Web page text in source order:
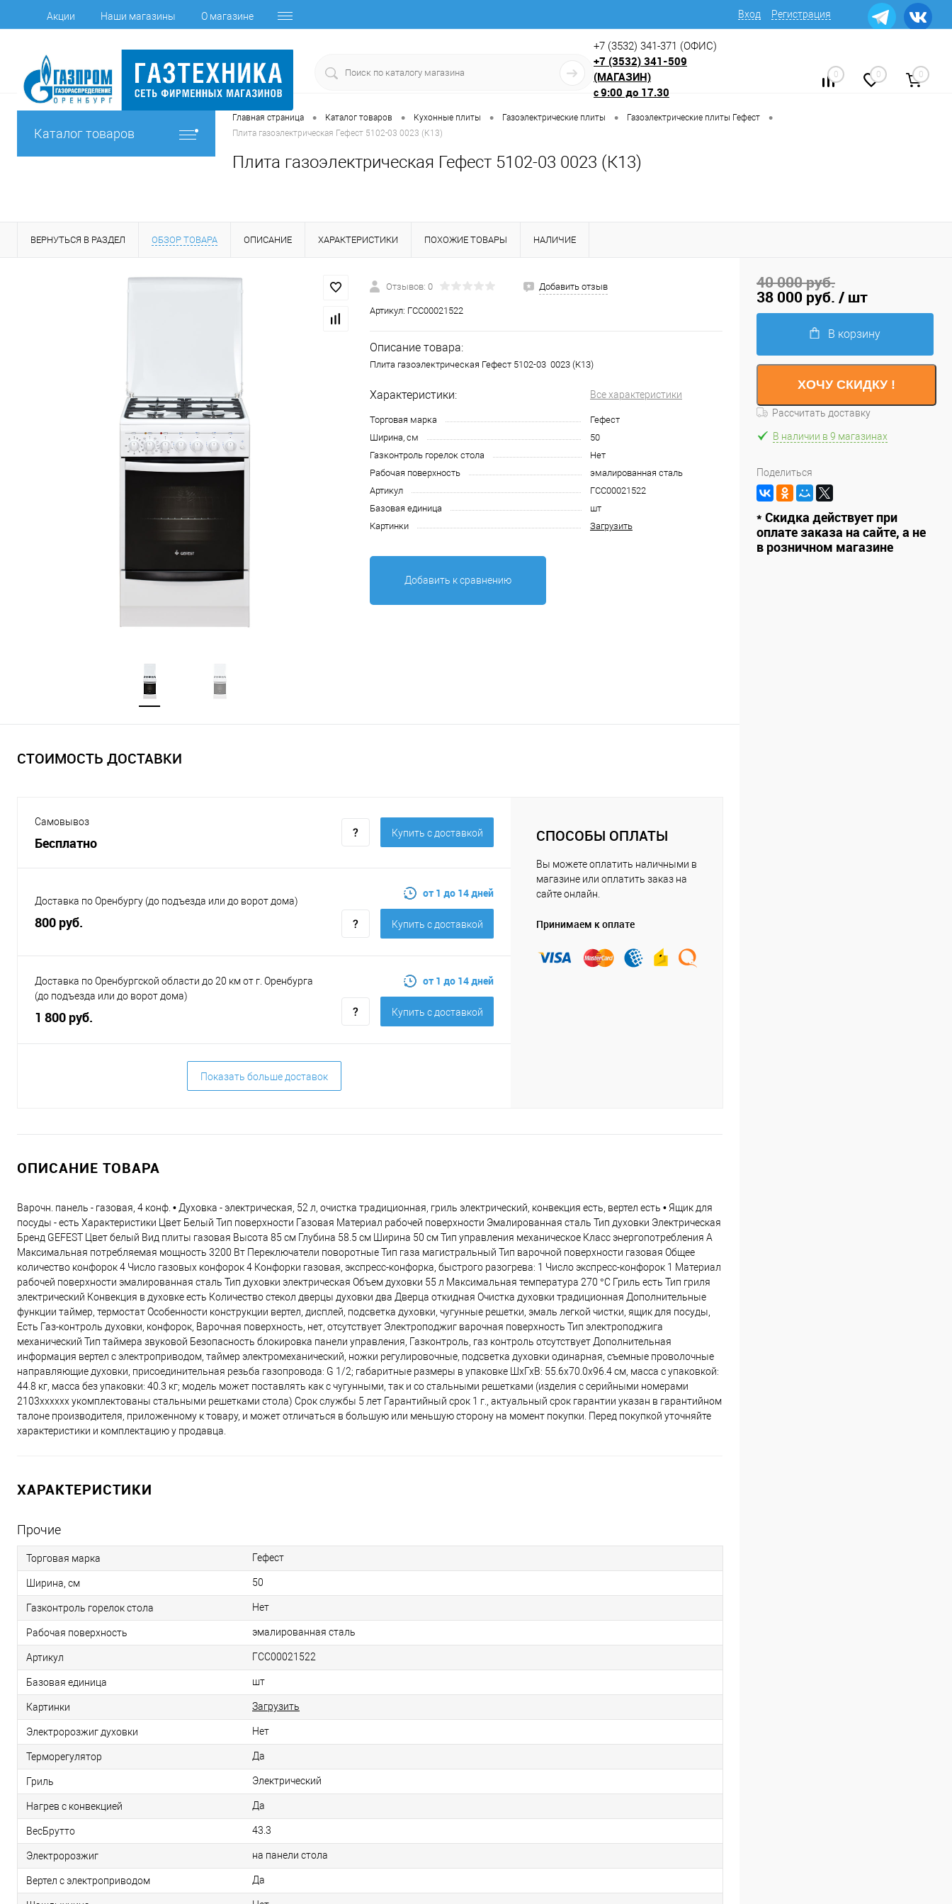
Акции Наши магазины О магазине Вход Регистрация
+7 (3532) 341-371 (ОФИС)
+7 (3532) 341-509
(МАГАЗИН)
с9:00 до 17.30
0 0 0
Каталог товаров
Главная страница • Каталог товаров • Кухонные плиты • Газоэлектрические плиты • Газоэлектрические плиты Гефест •
Плита газоэлектрическая Гефест 5102-03 0023 (К13)
Плита газоэлектрическая Гефест 5102-03 0023 (К13)
ВЕРНУТЬСЯ В РАЗДЕЛ ОБЗОР ТОВАРА ОПИСАНИЕ ХАРАКТЕРИСТИКИ ПОХОЖИЕ ТОВАРЫ НАЛИЧИЕ
Отзывов: 0 Добавить отзыв
Артикул: ГСС00021522
Описание товара:
Плита газоэлектрическая Гефест 5102-03 0023 (К13)
Характеристики: Все характеристики
Торговая марка
Гефест
Ширина, см
50
Газконтроль горелок стола
Нет
Рабочая поверхность
эмалированная сталь
Артикул
ГСС00021522
Базовая единица
шт
Картинки
Загрузить
Добавить к сравнению
СТОИМОСТЬ ДОСТАВКИ
Самовывоз
Бесплатно
Купить c доставкой
Доставка по Оренбургу (до подъезда или до ворот дома)
800 руб.
от 1 до 14 дней
Купить c доставкой
Доставка по Оренбургской области до 20 км от г. Оренбурга
(до подъезда или до ворот дома)
1 800 руб.
от 1 до 14 дней
Купить c доставкой
Показать больше доставок
СПОСОБЫ ОПЛАТЫ
Вы можете оплатить наличными в
магазине или оплатить заказ на
сайте онлайн.
Принимаем к оплате
ОПИСАНИЕ ТОВАРА
Варочн. панель - газовая, 4 конф. • Духовка - электрическая, 52 л, очистка традиционная, гриль электрический, конвекция есть, вертел есть • Ящик для
посуды - есть Характеристики Цвет Белый Тип поверхности Газовая Материал рабочей поверхности Эмалированная сталь Тип духовки Электрическая
Бренд GEFEST Цвет белый Вид плиты газовая Высота 85 см Глубина 58.5 см Ширина 50 см Тип управления механическое Класс энергопотребления A
Максимальная потребляемая мощность 3200 Вт Переключатели поворотные Тип газа магистральный Тип варочной поверхности газовая Общее
количество конфорок 4 Число газовых конфорок 4 Конфорки газовая, экспресс-конфорка, быстрого разогрева: 1 Число экспресс-конфорок 1 Материал
рабочей поверхности эмалированная сталь Тип духовки электрическая Объем духовки 55 л Максимальная температура 270 °C Гриль есть Тип гриля
электрический Конвекция в духовке есть Количество стекол дверцы духовки два Дверца откидная Очистка духовки традиционная Дополнительные
функции таймер, термостат Особенности конструкции вертел, дисплей, подсветка духовки, чугунные решетки, эмаль легкой чистки, ящик для посуды,
Есть Газ-контроль духовки, конфорок, Варочная поверхность, нет, отсутствует Электроподжиг варочная поверхность Тип электроподжига
механический Тип таймера звуковой Безопасность блокировка панели управления, Газконтроль, газ контроль отсутствует Дополнительная
информация вертел с электроприводом, таймер электромеханический, ножки регулировочные, подсветка духовки одинарная, съемные проволочные
направляющие духовки, присоединительная резьба газопровода: G 1/2; габаритные размеры в упаковке ШхГхВ: 55.6x70.0x96.4 см, масса с упаковкой:
44.8 кг, масса без упаковки: 40.3 кг; модель может поставлять как с чугунными, так и со стальными решетками (изделия с серийными номерами
2103хххххх укомплектованы стальными решетками стола) Срок службы 5 лет Гарантийный срок 1 г., актуальный срок гарантии указан в гарантийном
талоне производителя, приложенному к товару, и может отличаться в большую или меньшую сторону на момент покупки. Перед покупкой уточняйте
характеристики и комплектацию у продавца.
ХАРАКТЕРИСТИКИ
Прочие
Торговая марка Гефест
Ширина, см 50
Газконтроль горелок стола Нет
Рабочая поверхность эмалированная сталь
Артикул ГСС00021522
Базовая единица шт
Картинки Загрузить
Электророзжиг духовки Нет
Терморегулятор Да
Гриль Электрический
Нагрев с конвекцией Да
ВесБрутто 43.3
Электророзжиг на панели стола
Вертел с электроприводом Да
40 000 руб.
38 000 руб. / шт
В корзину
ХОЧУ СКИДКУ !
Рассчитать доставку
В наличии в 9 магазинах
Поделиться
* Скидка действует при
оплате заказа на сайте, а не
в розничном магазине